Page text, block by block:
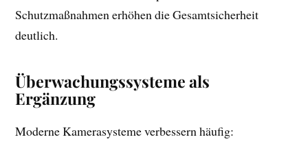
Schutzmaßnahmen erhöhen die Gesamtsicherheit
deutlich.
Überwachungssysteme als
Ergänzung
Moderne Kamerasysteme verbessern häufig: